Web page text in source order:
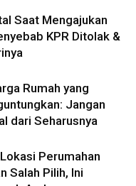
Saat Mengajukan
KPR Ditolak &
Rumah yang
Jangan
dari Seharusnya
Perumahan
Salah Pilih, Ini